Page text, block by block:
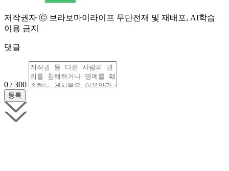
저작권자 ⓒ 브라보마이라이프 무단전재 및 재배포, AI학습
이용 금지
댓글
0 / 300